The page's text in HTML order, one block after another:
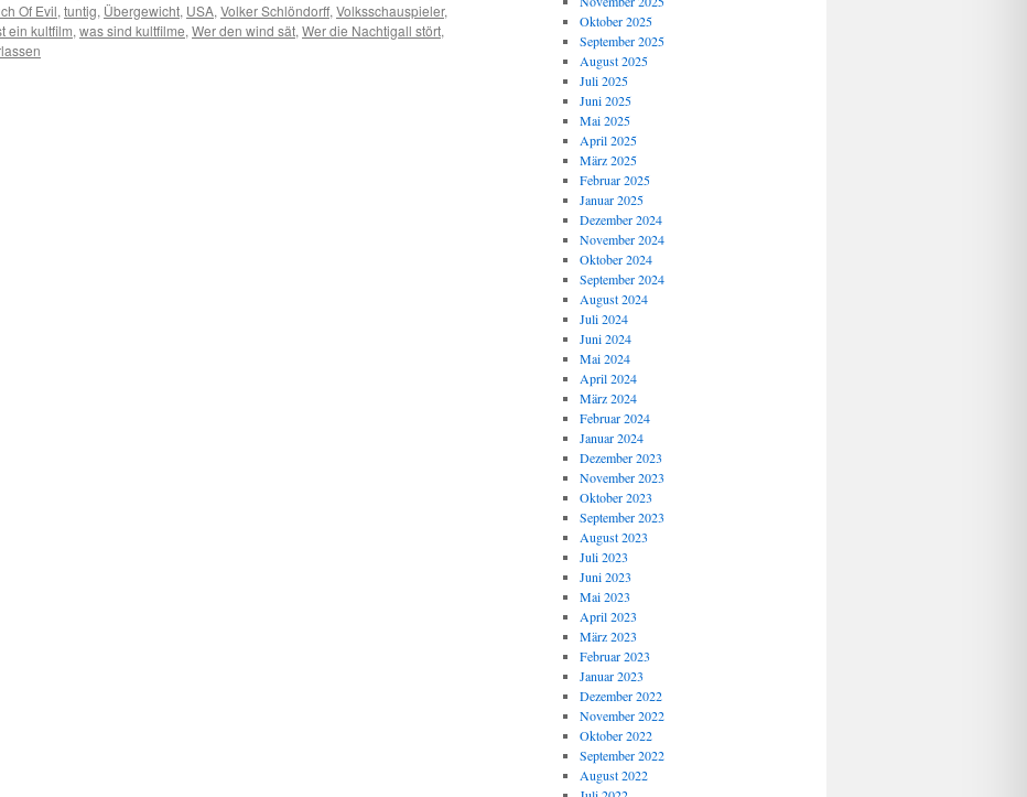
Of Evil, tuntig, Übergewicht, USA, Volker Schlöndorff, Volksschauspieler,
ein kultfilm, was sind kultfilme, Wer den wind sät, Wer die Nachtigall stört,
Oktober 2025
September 2025
August 2025
Juli 2025
Juni 2025
Mai 2025
April 2025
März 2025
Februar 2025
Januar 2025
Dezember 2024
November 2024
Oktober 2024
September 2024
August 2024
Juli 2024
Juni 2024
Mai 2024
April 2024
März 2024
Februar 2024
Januar 2024
Dezember 2023
November 2023
Oktober 2023
September 2023
August 2023
Juli 2023
Juni 2023
Mai 2023
April 2023
März 2023
Februar 2023
Januar 2023
Dezember 2022
November 2022
Oktober 2022
September 2022
August 2022